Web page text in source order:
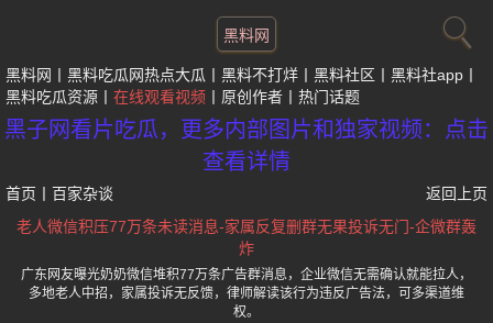
黑料网
黑料网 黑料吃瓜网热点大瓜 黑料不打烊 黑料社区
黑料社app
黑料吃瓜资源
在线观看视频 原创作者 热门话题
黑子网看片吃瓜，更多内部图片和独家视频：点击
查看详情
首页 百家杂谈
返回上页
老人微信积压77万条未读消息-家属反复删群无果投诉无门-企微群轰
炸
广东网友曝光奶奶微信堆积77万条广告群消息，企业微信无需确认就能拉人，
多地老人中招，家属投诉无反馈，律师解读该行为违反广告法，可多渠道维
权。